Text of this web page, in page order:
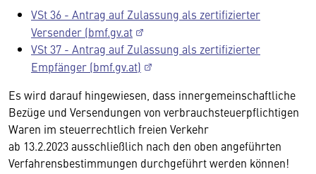
VSt 36 - Antrag auf Zulassung als zertifizierter
Versender (bmf.gv.at
VSt 37 - Antrag auf Zulassung als zertifizierter
Empfänger (bmf.gv.at)
Es wird darauf hingewiesen, dass innergemeinschaftliche
Bezüge und Versendungen von verbrauchsteuerpflichtigen
Waren im steuerrechtlich freien Verkehr
ab 13.2.2023 ausschließlich nach den oben angeführten
Verfahrensbestimmungen durchgeführt werden können!